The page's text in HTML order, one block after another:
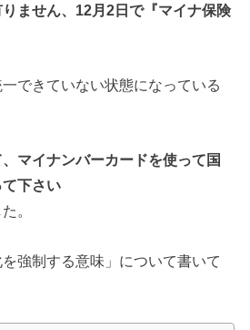
りません、12月2日で『マイナ保険
できていない状態になっている
マイナンバーカードを使って国
て下さい
。
強制する意味」について書いて